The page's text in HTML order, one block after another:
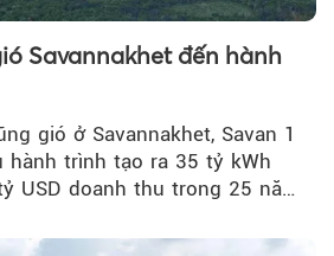
Savannakhet đến hành
gió ở Savannakhet, Savan 1
hành trình tạo ra 35 tỷ kWh
USD doanh thu trong 25 năm